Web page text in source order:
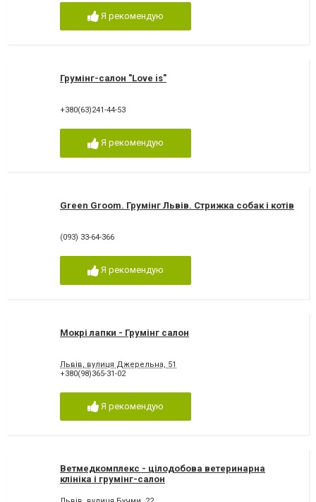
Я рекомендую
Грумінг-салон "Love is"
+380(63)241-44-53
Я рекомендую
Green Groom. Грумінг Львів. Стрижка собак і котів
(093) 33-64-366
Я рекомендую
Мокрі лапки - Грумінг салон
Львів, вулиця Джерельна, 51
+380(98)365-31-02
Я рекомендую
Ветмедкомплекс - цілодобова ветеринарна
клініка і грумінг-салон